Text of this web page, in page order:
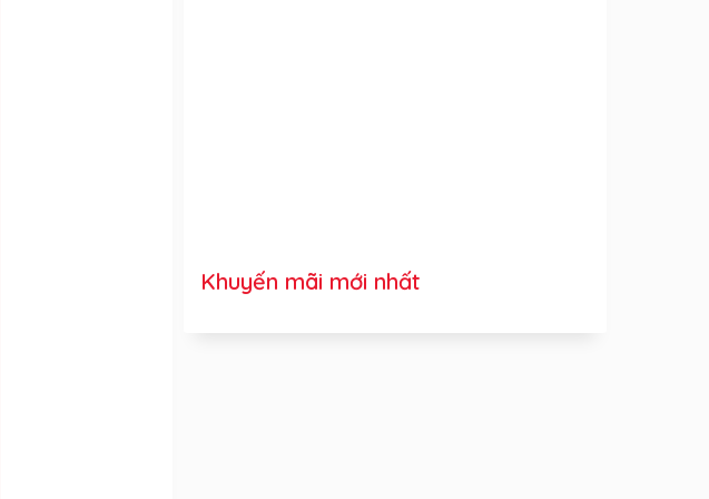
Khuyến mãi mới nhất